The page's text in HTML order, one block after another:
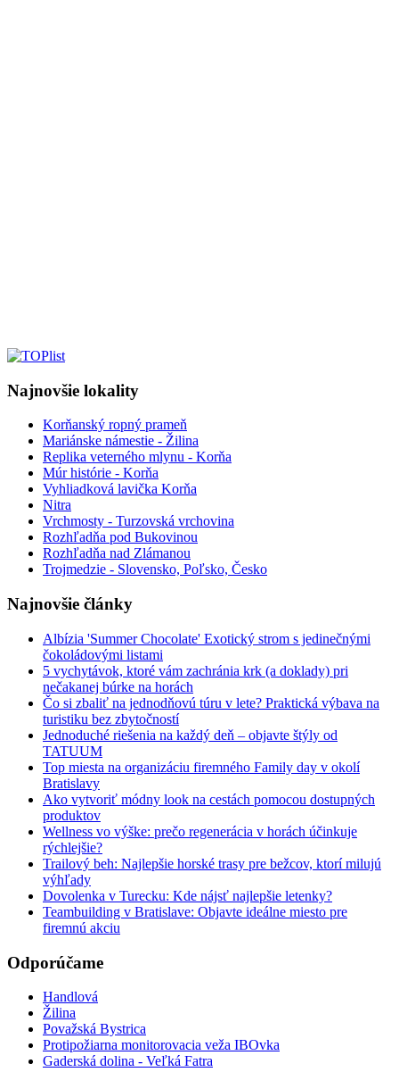
Najnovšie lokality
Korňanský ropný prameň
Mariánske námestie - Žilina
Replika veterného mlynu - Korňa
Múr histórie - Korňa
Vyhliadková lavička Korňa
Nitra
Vrchmosty - Turzovská vrchovina
Rozhľadňa pod Bukovinou
Rozhľadňa nad Zlámanou
Trojmedzie - Slovensko, Poľsko, Česko
Najnovšie články
Albízia 'Summer Chocolate' Exotický strom s jedinečnými
čokoládovými listami
5 vychytávok, ktoré vám zachránia krk (a doklady) pri
nečakanej búrke na horách
Čo si zbaliť na jednodňovú túru v lete? Praktická výbava na
turistiku bez zbytočností
Jednoduché riešenia na každý deň – objavte štýly od
TATUUM
Top miesta na organizáciu firemného Family day v okolí
Bratislavy
Ako vytvoriť módny look na cestách pomocou dostupných
produktov
Wellness vo výške: prečo regenerácia v horách účinkuje
rýchlejšie?
Trailový beh: Najlepšie horské trasy pre bežcov, ktorí milujú
výhľady
Dovolenka v Turecku: Kde nájsť najlepšie letenky?
Teambuilding v Bratislave: Objavte ideálne miesto pre
firemnú akciu
Odporúčame
Handlová
Žilina
Považská Bystrica
Protipožiarna monitorovacia veža IBOvka
Gaderská dolina - Veľká Fatra